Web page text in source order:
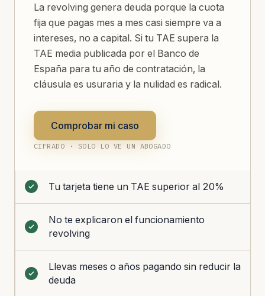
La revolving genera deuda porque la cuota
fija que pagas mes a mes casi siempre va a
intereses, no a capital. Si tu TAE supera la
TAE media publicada por el Banco de
España para tu año de contratación, la
cláusula es usuraria y la nulidad es radical.
Comprobar mi caso
CIFRADO · SOLO LO VE UN ABOGADO
Tu tarjeta tiene un TAE superior al 20%
No te explicaron el funcionamiento
revolving
Llevas meses o años pagando sin reducir la
deuda